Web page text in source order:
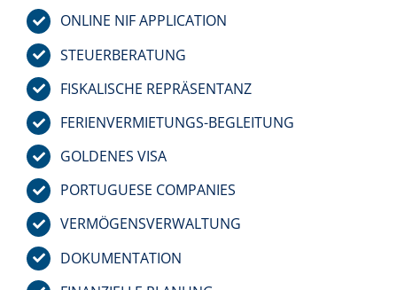
ONLINE NIF APPLICATION
STEUERBERATUNG
FISKALISCHE REPRÄSENTANZ
FERIENVERMIETUNGS-BEGLEITUNG
GOLDENES VISA
PORTUGUESE COMPANIES
VERMÖGENSVERWALTUNG
DOKUMENTATION